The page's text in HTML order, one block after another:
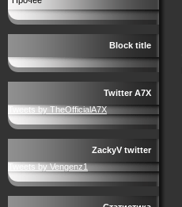
Block title
Twitter A7X
Tweets by TheOfficialA7X
ZackyV twitter
Tweets by Vengenz1